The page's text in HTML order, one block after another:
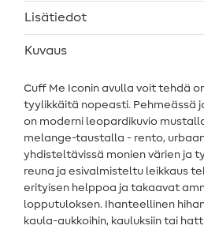
Lisätiedot
Kuvaus
Cuff Me Iconin avulla voit tehdä
tyylikkäitä nopeasti. Pehmeässä
on moderni leopardikuvio
melange-taustalla - rento,
yhdisteltävissä monien värien ja
reuna ja esivalmisteltu leikkaus
erityisen helppoa ja takaavat
lopputuloksen. Ihanteellinen
kaula-aukkoihin, kauluksiin tai